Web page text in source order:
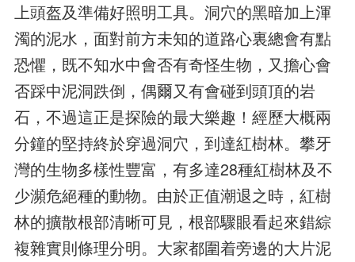
上頭盔及準備好照明工具。洞穴的黑暗加上渾
濁的泥水，面對前方未知的道路心裏總會有點
恐懼，既不知水中會否有奇怪生物，又擔心會
否踩中泥洞跌倒，偶爾又有會碰到頭頂的岩
石，不過這正是探險的最大樂趣！經歷大概兩
分鐘的堅持終於穿過洞穴，到達紅樹林。攀牙
灣的生物多樣性豐富，有多達28種紅樹林及不
少瀕危絕種的動物。由於正值潮退之時，紅樹
林的擴散根部清晰可見，根部驟眼看起來錯綜
複雜實則條理分明。大家都圍着旁邊的大片泥